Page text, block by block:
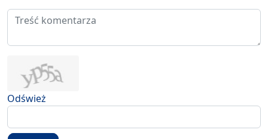
Odśwież